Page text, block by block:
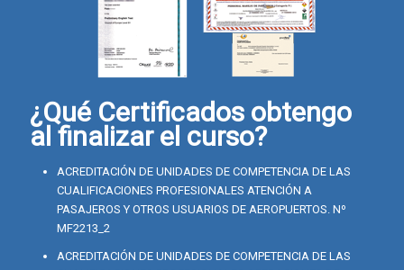
¿Qué Certificados obtengo
al finalizar el curso?
ACREDITACIÓN DE UNIDADES DE COMPETENCIA DE LAS
CUALIFICACIONES PROFESIONALES ATENCIÓN A
PASAJEROS Y OTROS USUARIOS DE AEROPUERTOS. Nº
MF2213_2
ACREDITACIÓN DE UNIDADES DE COMPETENCIA DE LAS